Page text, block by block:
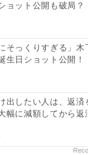
ョット公開も破局？
そっくりすぎる」木
生日ショット公開！
出したい人は、返済
幅に減額してから返